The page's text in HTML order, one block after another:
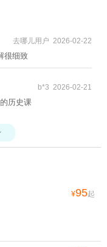
高邮
州
温泉
+扬
花世
园
+扬州
乐湖
+清
湖小
园
祺纪
高邮
去哪儿用户 2026-02-22
很细致
b*3 2026-02-21
历史课
¥95起